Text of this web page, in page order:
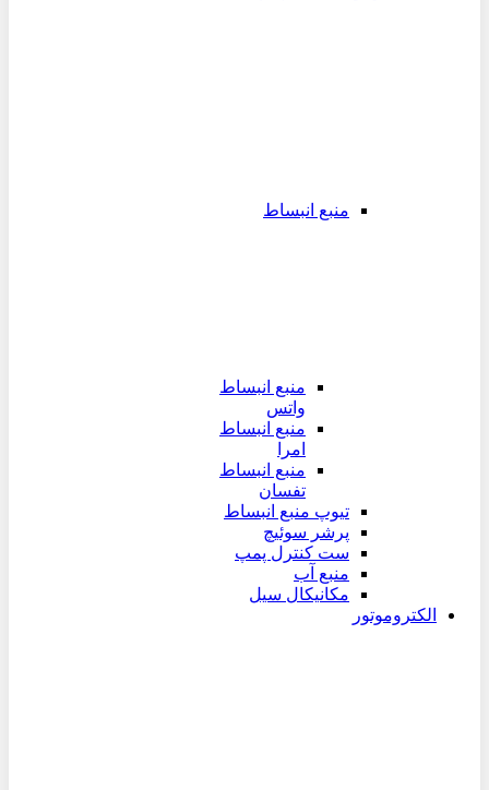
منبع انبساط
منبع انبساط
واتس
منبع انبساط
امرا
منبع انبساط
تفسان
تیوپ منبع انبساط
پرشر سوئیچ
ست کنترل پمپ
منبع آب
مکانیکال سیل
الکتروموتور